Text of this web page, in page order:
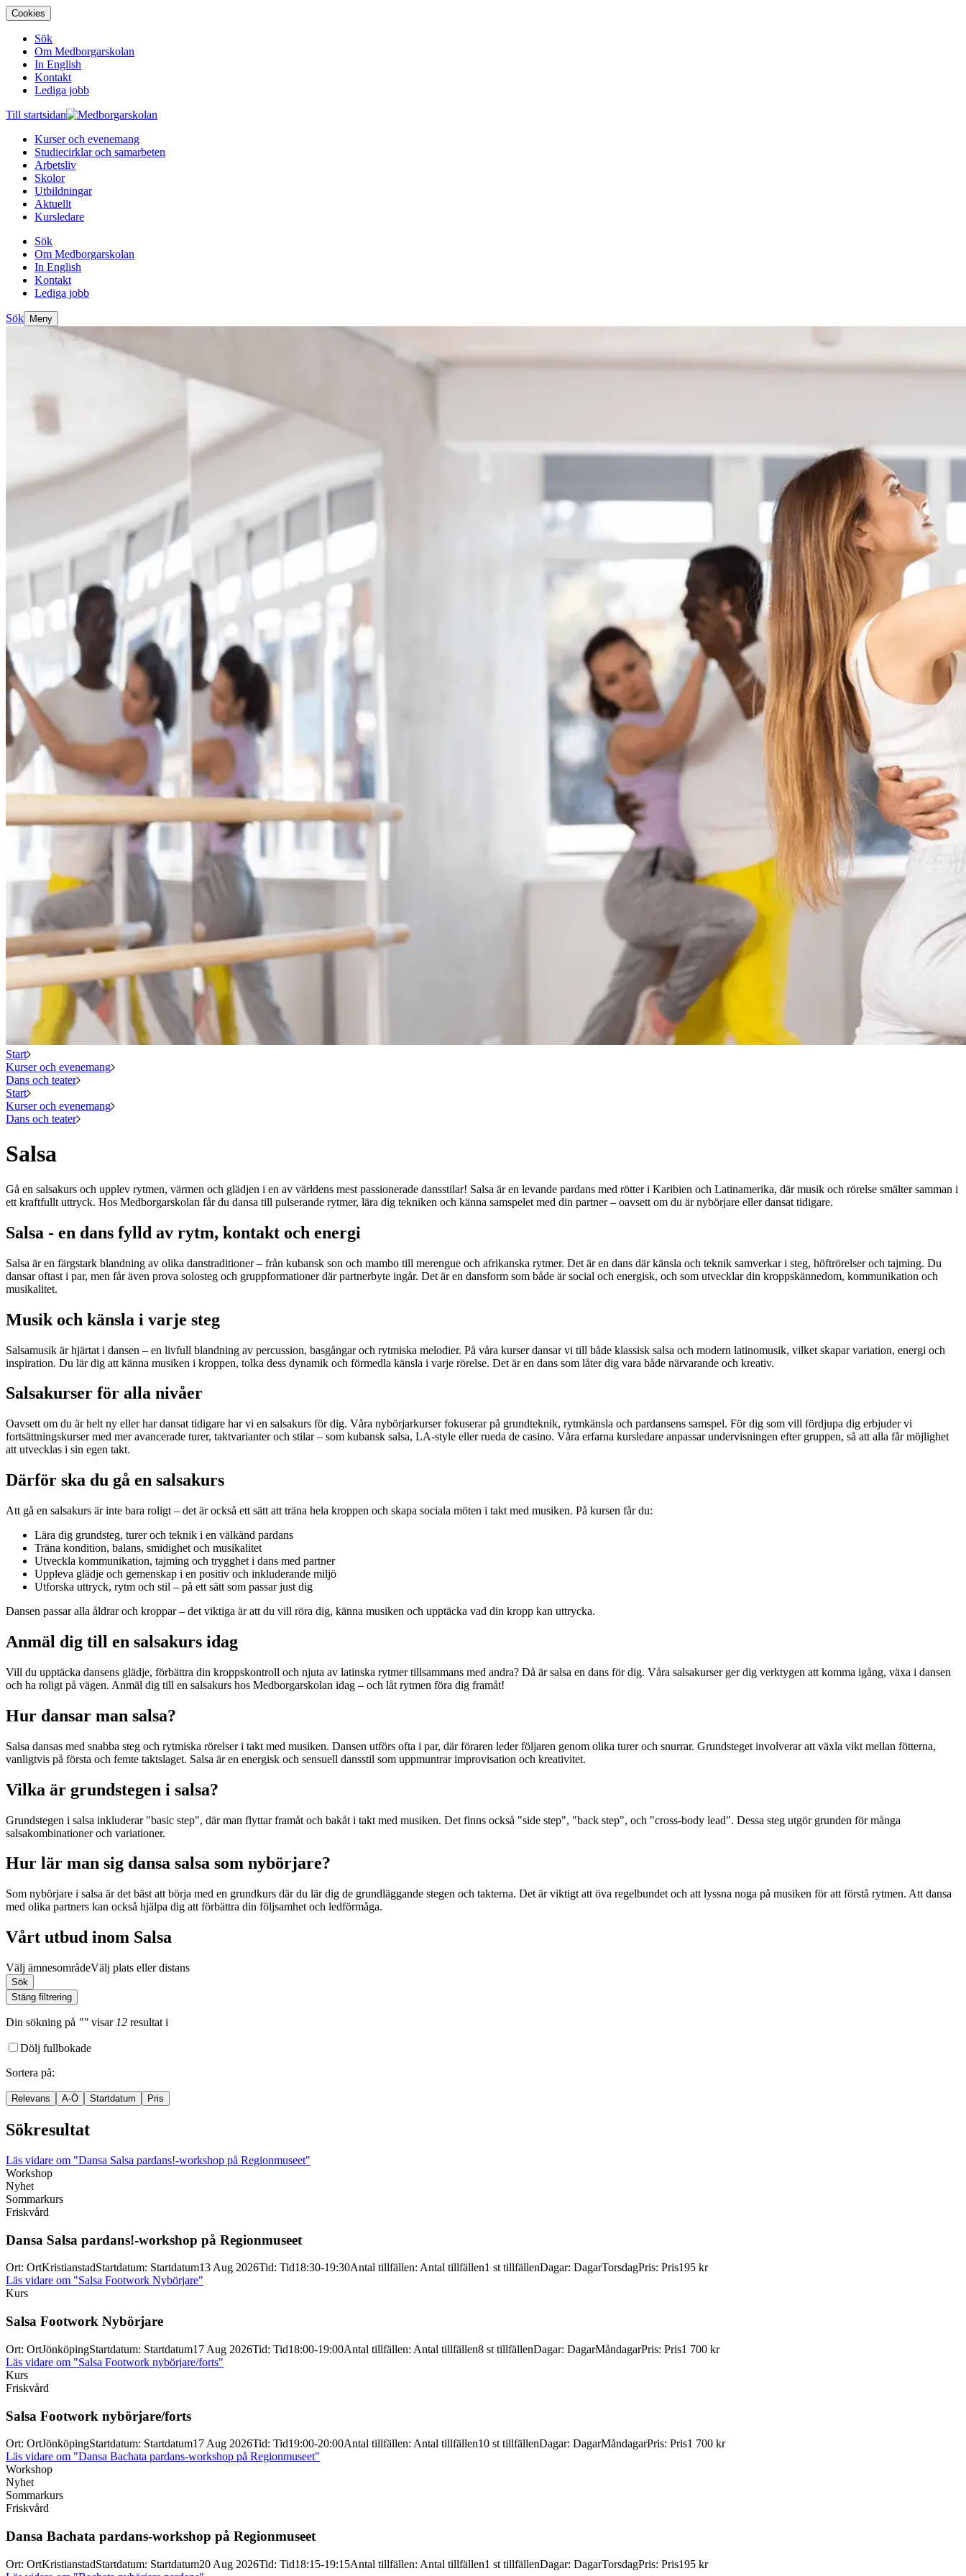
Cookies
Sök
Om Medborgarskolan
In English
Kontakt
Lediga jobb
Till startsidan
Kurser och evenemang
Studiecirklar och samarbeten
Arbetsliv
Skolor
Utbildningar
Aktuellt
Kursledare
Sök
Om Medborgarskolan
In English
Kontakt
Lediga jobb
Sök Meny
Start
Kurser och evenemang
Dans och teater
Start
Kurser och evenemang
Dans och teater
Salsa
Gå en salsakurs och upplev rytmen, värmen och glädjen i en av världens mest passionerade dansstilar! Salsa är en levande pardans med rötter i Karibien och Latinamerika, där musik och rörelse smälter samman i
ett kraftfullt uttryck. Hos Medborgarskolan får du dansa till pulserande rytmer, lära dig tekniken och känna samspelet med din partner – oavsett om du är nybörjare eller dansat tidigare.
Salsa - en dans fylld av rytm, kontakt och energi
Salsa är en färgstark blandning av olika danstraditioner – från kubansk son och mambo till merengue och afrikanska rytmer. Det är en dans där känsla och teknik samverkar i steg, höftrörelser och tajming. Du
dansar oftast i par, men får även prova solosteg och gruppformationer där partnerbyte ingår. Det är en dansform som både är social och energisk, och som utvecklar din kroppskännedom, kommunikation och
musikalitet.
Musik och känsla i varje steg
Salsamusik är hjärtat i dansen – en livfull blandning av percussion, basgångar och rytmiska melodier. På våra kurser dansar vi till både klassisk salsa och modern latinomusik, vilket skapar variation, energi och
inspiration. Du lär dig att känna musiken i kroppen, tolka dess dynamik och förmedla känsla i varje rörelse. Det är en dans som låter dig vara både närvarande och kreativ.
Salsakurser för alla nivåer
Oavsett om du är helt ny eller har dansat tidigare har vi en salsakurs för dig. Våra nybörjarkurser fokuserar på grundteknik, rytmkänsla och pardansens samspel. För dig som vill fördjupa dig erbjuder vi
fortsättningskurser med mer avancerade turer, taktvarianter och stilar – som kubansk salsa, LA-style eller rueda de casino. Våra erfarna kursledare anpassar undervisningen efter gruppen, så att alla får möjlighet
att utvecklas i sin egen takt.
Därför ska du gå en salsakurs
Att gå en salsakurs är inte bara roligt – det är också ett sätt att träna hela kroppen och skapa sociala möten i takt med musiken. På kursen får du:
Lära dig grundsteg, turer och teknik i en välkänd pardans
Träna kondition, balans, smidighet och musikalitet
Utveckla kommunikation, tajming och trygghet i dans med partner
Uppleva glädje och gemenskap i en positiv och inkluderande miljö
Utforska uttryck, rytm och stil – på ett sätt som passar just dig
Dansen passar alla åldrar och kroppar – det viktiga är att du vill röra dig, känna musiken och upptäcka vad din kropp kan uttrycka.
Anmäl dig till en salsakurs idag
Vill du upptäcka dansens glädje, förbättra din kroppskontroll och njuta av latinska rytmer tillsammans med andra? Då är salsa en dans för dig. Våra salsakurser ger dig verktygen att komma igång, växa i dansen
och ha roligt på vägen. Anmäl dig till en salsakurs hos Medborgarskolan idag – och låt rytmen föra dig framåt!
Hur dansar man salsa?
Salsa dansas med snabba steg och rytmiska rörelser i takt med musiken. Dansen utförs ofta i par, där föraren leder följaren genom olika turer och snurrar. Grundsteget involverar att växla vikt mellan fötterna,
vanligtvis på första och femte taktslaget. Salsa är en energisk och sensuell dansstil som uppmuntrar improvisation och kreativitet.
Vilka är grundstegen i salsa?
Grundstegen i salsa inkluderar "basic step", där man flyttar framåt och bakåt i takt med musiken. Det finns också "side step", "back step", och "cross-body lead". Dessa steg utgör grunden för många
salsakombinationer och variationer.
Hur lär man sig dansa salsa som nybörjare?
Som nybörjare i salsa är det bäst att börja med en grundkurs där du lär dig de grundläggande stegen och takterna. Det är viktigt att öva regelbundet och att lyssna noga på musiken för att förstå rytmen. Att dansa
med olika partners kan också hjälpa dig att förbättra din följsamhet och ledförmåga.
Vårt utbud inom Salsa
Välj ämnesområdeVälj plats eller distans
Sök
Stäng filtrering
Din sökning på "" visar 12 resultat i
Dölj fullbokade
Sortera på:
Relevans A-Ö Startdatum Pris
Sökresultat
Läs vidare om "Dansa Salsa pardans!-workshop på Regionmuseet"
Workshop
Nyhet
Sommarkurs
Friskvård
Dansa Salsa pardans!-workshop på Regionmuseet
Ort: OrtKristianstadStartdatum: Startdatum13 Aug 2026Tid: Tid18:30-19:30Antal tillfällen: Antal tillfällen1 st tillfällenDagar: DagarTorsdagPris: Pris195 kr
Läs vidare om "Salsa Footwork Nybörjare"
Kurs
Salsa Footwork Nybörjare
Ort: OrtJönköpingStartdatum: Startdatum17 Aug 2026Tid: Tid18:00-19:00Antal tillfällen: Antal tillfällen8 st tillfällenDagar: DagarMåndagarPris: Pris1 700 kr
Läs vidare om "Salsa Footwork nybörjare/forts"
Kurs
Friskvård
Salsa Footwork nybörjare/forts
Ort: OrtJönköpingStartdatum: Startdatum17 Aug 2026Tid: Tid19:00-20:00Antal tillfällen: Antal tillfällen10 st tillfällenDagar: DagarMåndagarPris: Pris1 700 kr
Läs vidare om "Dansa Bachata pardans-workshop på Regionmuseet"
Workshop
Nyhet
Sommarkurs
Friskvård
Dansa Bachata pardans-workshop på Regionmuseet
Ort: OrtKristianstadStartdatum: Startdatum20 Aug 2026Tid: Tid18:15-19:15Antal tillfällen: Antal tillfällen1 st tillfällenDagar: DagarTorsdagPris: Pris195 kr